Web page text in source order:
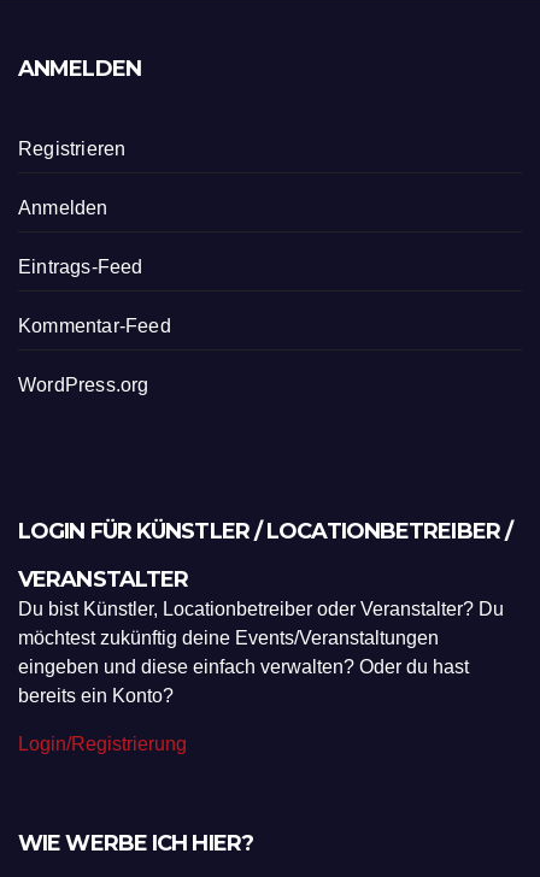
ANMELDEN
Registrieren
Anmelden
Eintrags-Feed
Kommentar-Feed
WordPress.org
LOGIN FÜR KÜNSTLER / LOCATIONBETREIBER /
VERANSTALTER
Du bist Künstler, Locationbetreiber oder Veranstalter? Du
möchtest zukünftig deine Events/Veranstaltungen
eingeben und diese einfach verwalten? Oder du hast
bereits ein Konto?
Login/Registrierung
WIE WERBE ICH HIER?